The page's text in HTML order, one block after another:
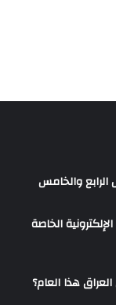
الرابع والخامس
الخاصة
هذا العام؟